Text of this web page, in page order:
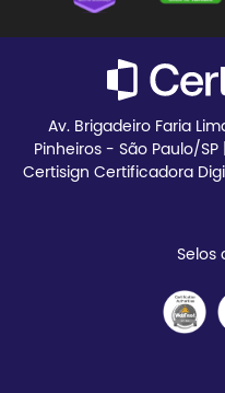
Av. Brigadeiro Faria
Pinheiros - São Paulo/SP
Certisign Certificadora
Selos